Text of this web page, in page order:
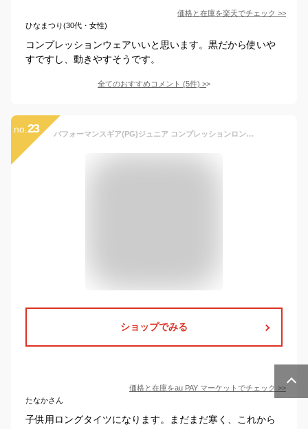
価格と在庫を楽天でチェック >>
ひなまつり(30代・女性)
コンプレッションウェアいいと思います。黒だから使いや
すですし、動きやすそうです。
全てのおすすめコメント (5件) >
no. 23 パフォーマンスギア(PG)ジュニア コンプレッションロングスパッツ 742PG9ES4530 BLK(Jr)
ショップでみる
価格と在庫をau PAY マーケット でチェック >>
たなかさん
子供用ロングタイツになります。まだまだ寒く、これから